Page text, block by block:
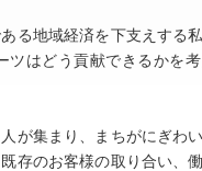
る地域経済を下支えする
はどう貢献できるかを
が集まり、まちがにぎわ
存のお客様の取り合い、